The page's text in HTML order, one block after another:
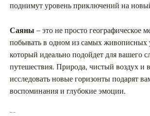
поднимут уровень приключений на
Саяны – это не просто географическое
побывать в одном из самых живописных
который идеально подойдет для вашего
путешествия. Природа, чистый воздух и
исследовать новые горизонты подарят
воспоминания и глубокие эмоции.
Вопрос-ответ: